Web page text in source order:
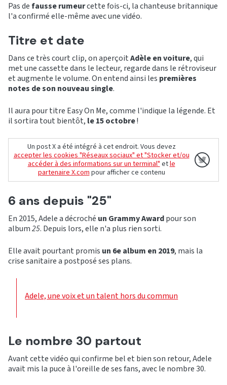
Pas defausse rumeurcette fois-ci, la chanteuse britannique
l'a confirmé elle-même avec une vidéo.
Titre et date
Dans ce très court clip, on aperçoitAdèle en voiture, qui
met une cassette dans le lecteur, regarde dans le rétroviseur
et augmente le volume. On entend ainsi les premières
notes de son nouveau single.
Il aura pour titre Easy On Me, comme l'indique la légende. Et
il sortira tout bientôt, le 15 octobre!
Un post X a été intégré à cet endroit. Vous devez
accepter les cookies "Réseaux sociaux" et "Stocker et/ou
accéder à des informations sur un terminal"etle
partenaire X.compour afficher ce contenu
6 ans depuis "25"
En 2015, Adele a décroché un Grammy Awardpour son
album25. Depuis lors, elle n'a plus rien sorti.
Elle avait pourtant promis un 6e album en 2019, mais la
crise sanitaire a postposé ses plans.
Adele, une voix et un talent hors du commun
Le nombre 30 partout
Avant cette vidéo qui confirme bel et bien son retour, Adele
avait mis la puce à l'oreille de ses fans, avec le nombre 30.